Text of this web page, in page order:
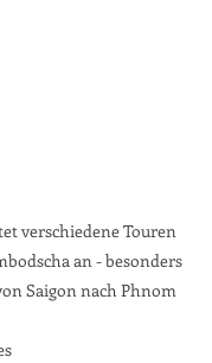
verschiedene Touren
an - besonders
Saigon nach Phnom